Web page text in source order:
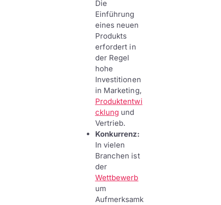
Die
Einführung
eines neuen
Produkts
erfordert in
der Regel
hohe
Investitionen
in Marketing,
Produktentwi
cklung und
Vertrieb.
Konkurrenz:
In vielen
Branchen ist
der
Wettbewerb
um
Aufmerksamk